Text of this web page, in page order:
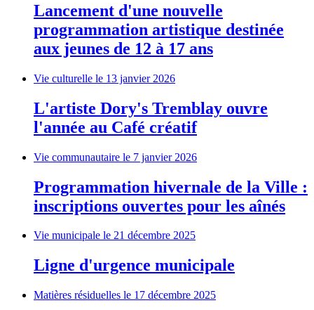
Lancement d'une nouvelle
programmation artistique destinée
aux jeunes de 12 à 17 ans
Vie culturelle le 13 janvier 2026
L'artiste Dory's Tremblay ouvre
l'année au Café créatif
Vie communautaire le 7 janvier 2026
Programmation hivernale de la Ville :
inscriptions ouvertes pour les aînés
Vie municipale le 21 décembre 2025
Ligne d'urgence municipale
Matières résiduelles le 17 décembre 2025